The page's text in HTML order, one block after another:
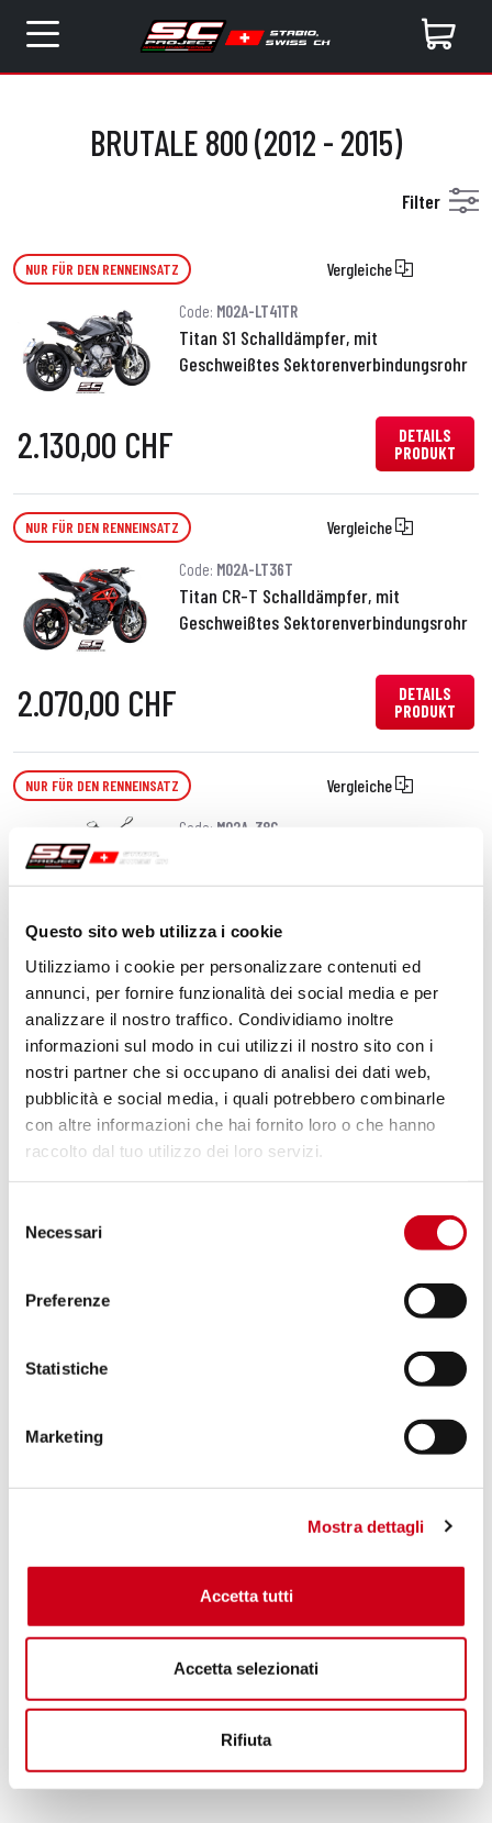
Questo sito web utilizza i cookie
Utilizziamo i cookie per personalizzare contenuti ed
annunci, per fornire funzionalità dei social media e per
analizzare il nostro traffico. Condividiamo inoltre
informazioni sul modo in cui utilizzi il nostro sito con i
nostri partner che si occupano di analisi dei dati web,
pubblicità e social media, i quali potrebbero combinarle
con altre informazioni che hai fornito loro o che hanno
raccolto dal tuo utilizzo dei loro servizi.
delNecessari
Preferenze
Statistiche
Marketing
Mostra dettagli
Accetta tutti
Accetta selezionati
Rifiuta
BRUTALE 800 (2012 - 2015)
Filter
NUR FÜR DEN RENNEINSATZ Vergleiche
Code: M02A-LT41TR
Titan S1 Schalldämpfer, mit
Geschweißtes Sektorenverbindungsrohr
2.130,00 CHF
DETAILS
PRODUKT
NUR FÜR DEN RENNEINSATZ Vergleiche
Code: M02A-LT36T
Titan CR-T Schalldämpfer, mit
Geschweißtes Sektorenverbindungsrohr
2.070,00 CHF
DETAILS
PRODUKT
NUR FÜR DEN RENNEINSATZ Vergleiche
Code: M02A-38C
630,00 CHF
PRODUKT
NUR FÜR DEN RENNEINSATZ Vergleiche
M02A-38T
Titan CR-T Schalldämpfer
630,00 CHF
PRODUKT
STRASSENZULASSUNG
530,00 CHF
PRODUKT